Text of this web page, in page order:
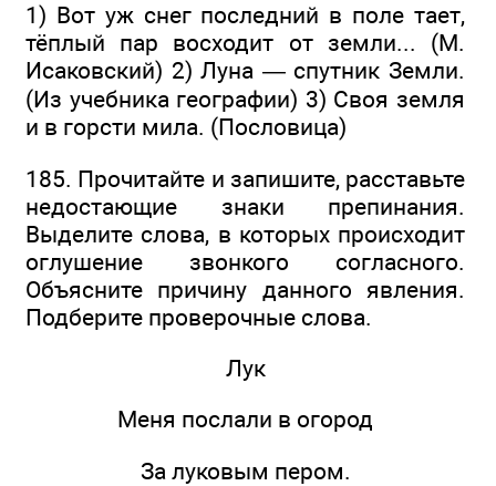
1) Вот уж снег последний в поле тает,
тёплый пар восходит от земли... (М.
Исаковский) 2) Луна — спутник Земли.
(Из учебника географии) 3) Своя земля
и в горсти мила. (Пословица)
185. Прочитайте и запишите, расставьте
недостающие знаки препинания.
Выделите слова, в которых происходит
оглушение звонкого согласного.
Объясните причину данного явления.
Подберите проверочные слова.
Лук
Меня послали в огород
За луковым пером.